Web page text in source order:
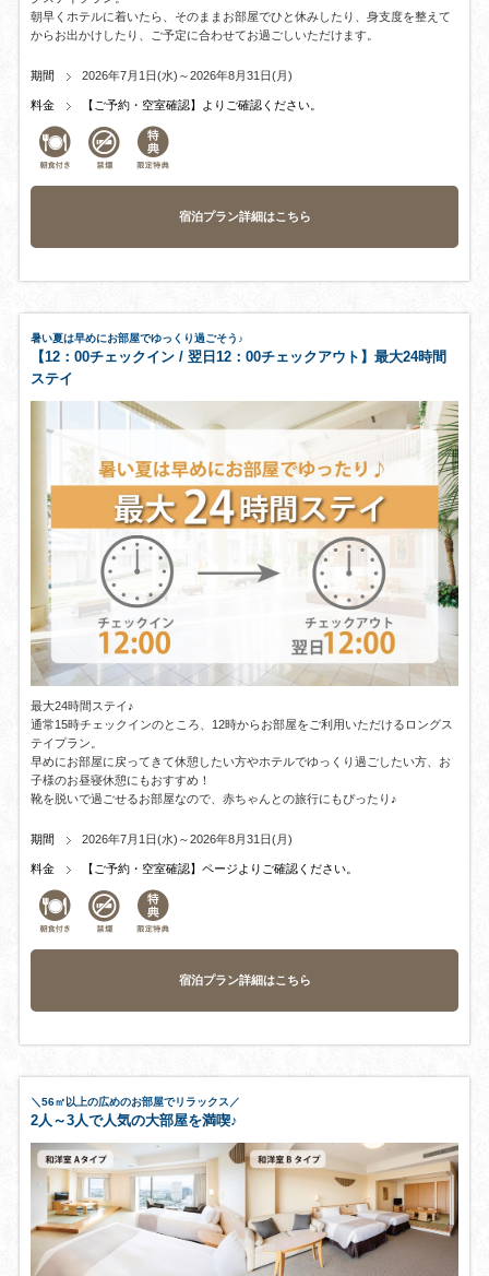
朝早くホテルに着いたら、そのままお部屋でひと休みしたり、身支度を整えて
からお出かけしたり、ご予定に合わせてお過ごしいただけます。
期間 2026年7月1日(水)～2026年8月31日(月)
料金 【ご予約・空室確認】よりご確認ください。
宿泊プラン詳細はこちら
暑い夏は早めにお部屋でゆっくり過ごそう♪
【12：00チェックイン / 翌日12：00チェックアウト】最大24時間
ステイ
最大24時間ステイ♪
通常15時チェックインのところ、12時からお部屋をご利用いただけるロングス
テイプラン。
早めにお部屋に戻ってきて休憩したい方やホテルでゆっくり過ごしたい方、お
子様のお昼寝休憩にもおすすめ！
靴を脱いで過ごせるお部屋なので、赤ちゃんとの旅行にもぴったり♪
期間 2026年7月1日(水)～2026年8月31日(月)
料金 【ご予約・空室確認】ページよりご確認ください。
宿泊プラン詳細はこちら
＼56㎡以上の広めのお部屋でリラックス／
2人～3人で人気の大部屋を満喫♪